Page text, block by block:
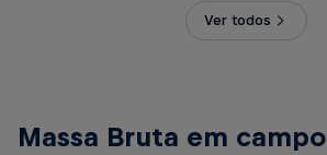
Ver todos
Massa Bruta em campo